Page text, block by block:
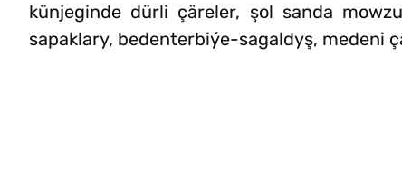
künjeginde dürli çäreler, şol sanda
sapaklary, bedenterbiýe-sagaldyş, medeni